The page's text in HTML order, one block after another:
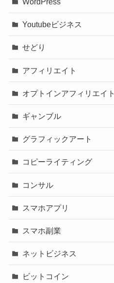
Youtubeビジネス
せどり
アフィリエイト
オプトインアフィリエイト
ギャンブル
グラフィックアート
コピーライティング
コンサル
スマホアプリ
スマホ副業
ネットビジネス
ビットコイン